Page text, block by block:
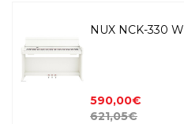
NUX NCK-330
590,00€
621,05€